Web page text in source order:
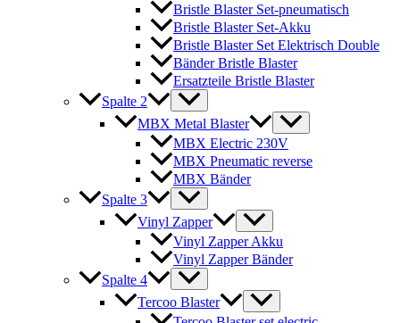
Bristle Blaster Set-pneumatisch
Bristle Blaster Set-Akku
Bristle Blaster Set Elektrisch Double
Bänder Bristle Blaster
Ersatzteile Bristle Blaster
Spalte 2
MBX Metal Blaster
MBX Electric 230V
MBX Pneumatic reverse
MBX Bänder
Spalte 3
Vinyl Zapper
Vinyl Zapper Akku
Vinyl Zapper Bänder
Spalte 4
Tercoo Blaster